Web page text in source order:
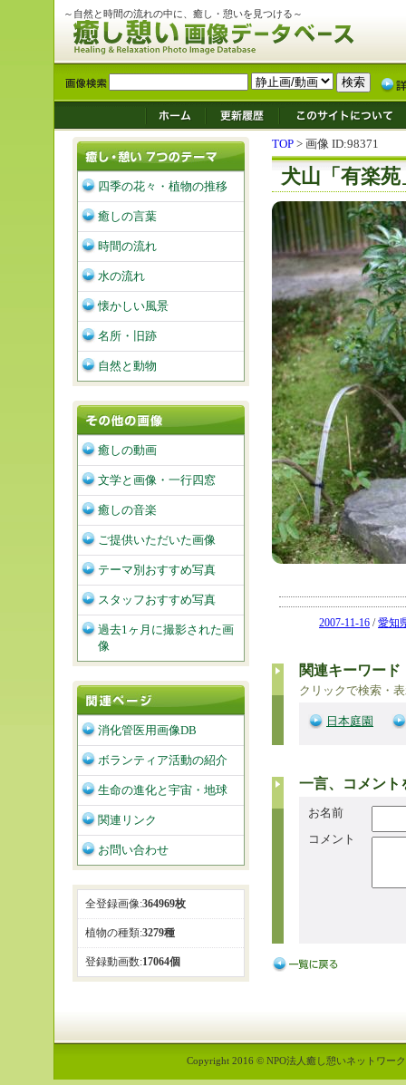
～自然と時間の流れの中に、癒し・憩いを見つける～
TOP > 画像 ID:98371
犬山「有楽
2007-11-16 /愛知
関連キーワード
クリックで検索・
日本庭園
一言、コメント
お名前
コメント
四季の花々・植物の推移
癒しの言葉
時間の流れ
水の流れ
懐かしい風景
名所・旧跡
自然と動物
癒しの動画
文学と画像・一行四窓
癒しの音楽
ご提供いただいた画像
テーマ別おすすめ写真
スタッフおすすめ写真
過去1ヶ月に撮影された画
像
消化管医用画像DB
ボランティア活動の紹介
生命の進化と宇宙・地球
関連リンク
お問い合わせ
全登録画像:364969枚
植物の種類:3279種
登録動画数:17064個
Copyright 2016 © NPO法人癒し憩いネットワー